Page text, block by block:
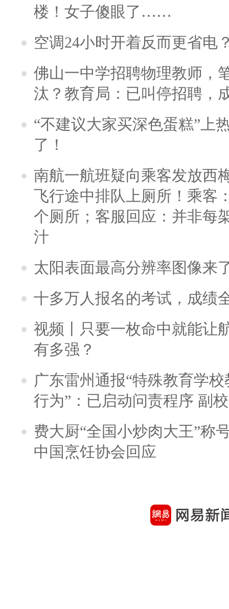
楼！女子傻眼了……
空调24小时开着反而更省电
佛山一中学招聘物理教师，
汰？教育局：已叫停招聘，
“不建议大家买深色蛋糕”上
了！
南航一航班疑向乘客发放西
飞行途中排队上厕所！乘客
个厕所；客服回应：并非每
汁
太阳表面最高分辨率图像来
十多万人报名的考试，成绩
视频丨只要一枚命中就能让
有多强？
广东雷州通报“特殊教育学
行为”：已启动问责程序 副
费大厨“全国小炒肉大王”称
中国烹饪协会回应